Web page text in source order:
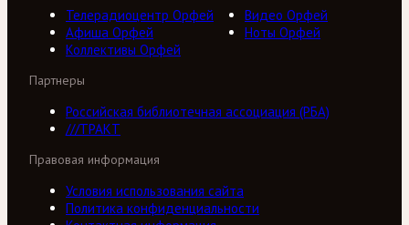
Телерадиоцентр Орфей
Видео Орфей
Афиша Орфей
Ноты Орфей
Коллективы Орфей
Партнеры
Российская библиотечная ассоциация (РБА)
///ТРАКТ
Правовая информация
Условия использования сайта
Политика конфиденциальности